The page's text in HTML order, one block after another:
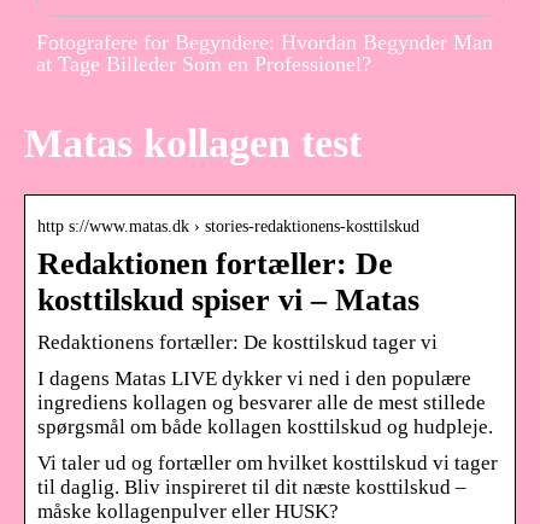
Fotografere for Begyndere: Hvordan Begynder Man
at Tage Billeder Som en Professionel?
Matas kollagen test
http s://www.matas.dk › stories-redaktionens-kosttilskud
Redaktionen fortæller: De
kosttilskud spiser vi – Matas
Redaktionens fortæller: De kosttilskud tager vi
I dagens Matas LIVE dykker vi ned i den populære
ingrediens kollagen og besvarer alle de mest stillede
spørgsmål om både kollagen kosttilskud og hudpleje.
Vi taler ud og fortæller om hvilket kosttilskud vi tager
til daglig. Bliv inspireret til dit næste kosttilskud –
måske kollagenpulver eller HUSK?